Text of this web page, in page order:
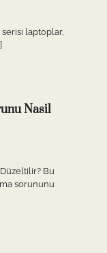
serisi laptoplar,
Nasil
Bu
sorununu